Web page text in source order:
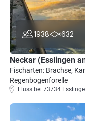
1938 632
Neckar (Esslingen
Fischarten: Brachse,
Regenbogenforelle
Fluss bei 73734